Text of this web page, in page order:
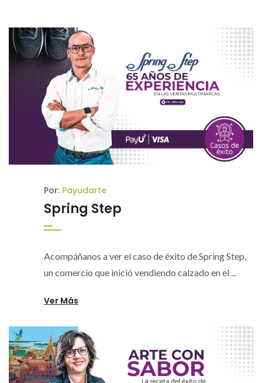
Por: Payudarte
Spring Step
Acompáñanos a ver el caso de éxito de Spring Step,
un comercio que inició vendiendo calzado en el ...
Ver Más